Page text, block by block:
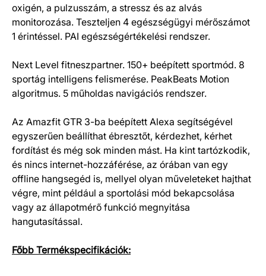
oxigén, a pulzusszám, a stressz és az alvás
monitorozása. Teszteljen 4 egészségügyi mérőszámot
1 érintéssel. PAI egészségértékelési rendszer.
Next Level fitneszpartner. 150+ beépített sportmód. 8
sportág intelligens felismerése. PeakBeats Motion
algoritmus. 5 műholdas navigációs rendszer.
Az Amazfit GTR 3-ba beépített Alexa segítségével
egyszerűen beállíthat ébresztőt, kérdezhet, kérhet
fordítást és még sok minden mást. Ha kint tartózkodik,
és nincs internet-hozzáférése, az órában van egy
offline hangsegéd is, mellyel olyan műveleteket hajthat
végre, mint például a sportolási mód bekapcsolása
vagy az állapotmérő funkció megnyitása
hangutasítással.
Főbb Termékspecifikációk: